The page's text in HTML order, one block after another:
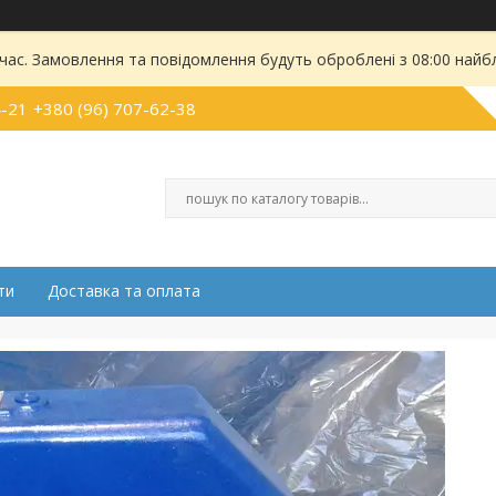
Замовлення та повідомлення будуть оброблені з 08:00
21 +380 (96) 707-62-38
Доставка та оплата